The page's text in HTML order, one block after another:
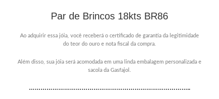
Par de Brincos 18kts BR86
Ao adquirir essa jóia, você receberá o certificado de garantia da legitimidade
do teor do ouro e nota fiscal da compra.
Além disso, sua jóia será acomodada em uma linda embalagem personalizada e
sacola da Gasfajol.
………………………………………………………………………..